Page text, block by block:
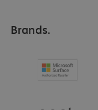
Brands.